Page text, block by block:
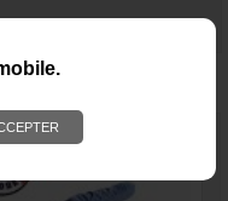
ÉGALEMENT